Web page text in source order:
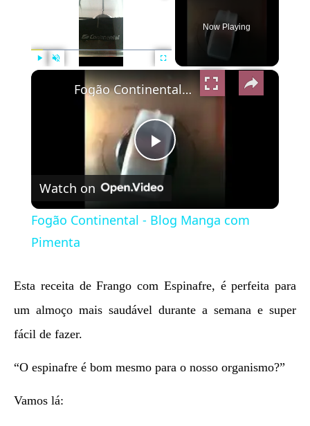
Now Playing
×
Play
Video
Fogão Continental - Blog Manga com Pimenta
Watch on
Fogão Continental - Blog Manga com
Pimenta
Esta receita de Frango com Espinafre, é perfeita para
um almoço mais saudável durante a semana e super
fácil de fazer.
“O espinafre é bom mesmo para o nosso organismo?”
Vamos lá: